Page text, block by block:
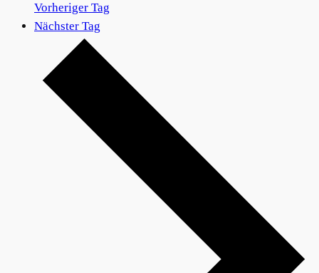
Vorheriger Tag
Nächster Tag